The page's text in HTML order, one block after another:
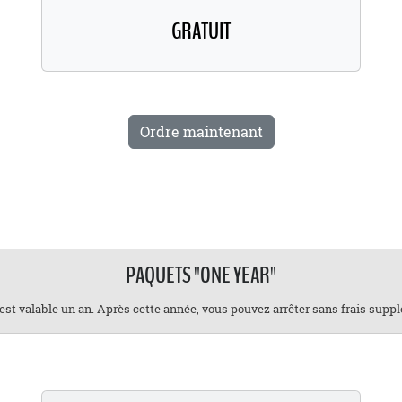
GRATUIT
Ordre maintenant
PAQUETS "ONE YEAR"
valable un an. Après cette année, vous pouvez arrêter sans frais